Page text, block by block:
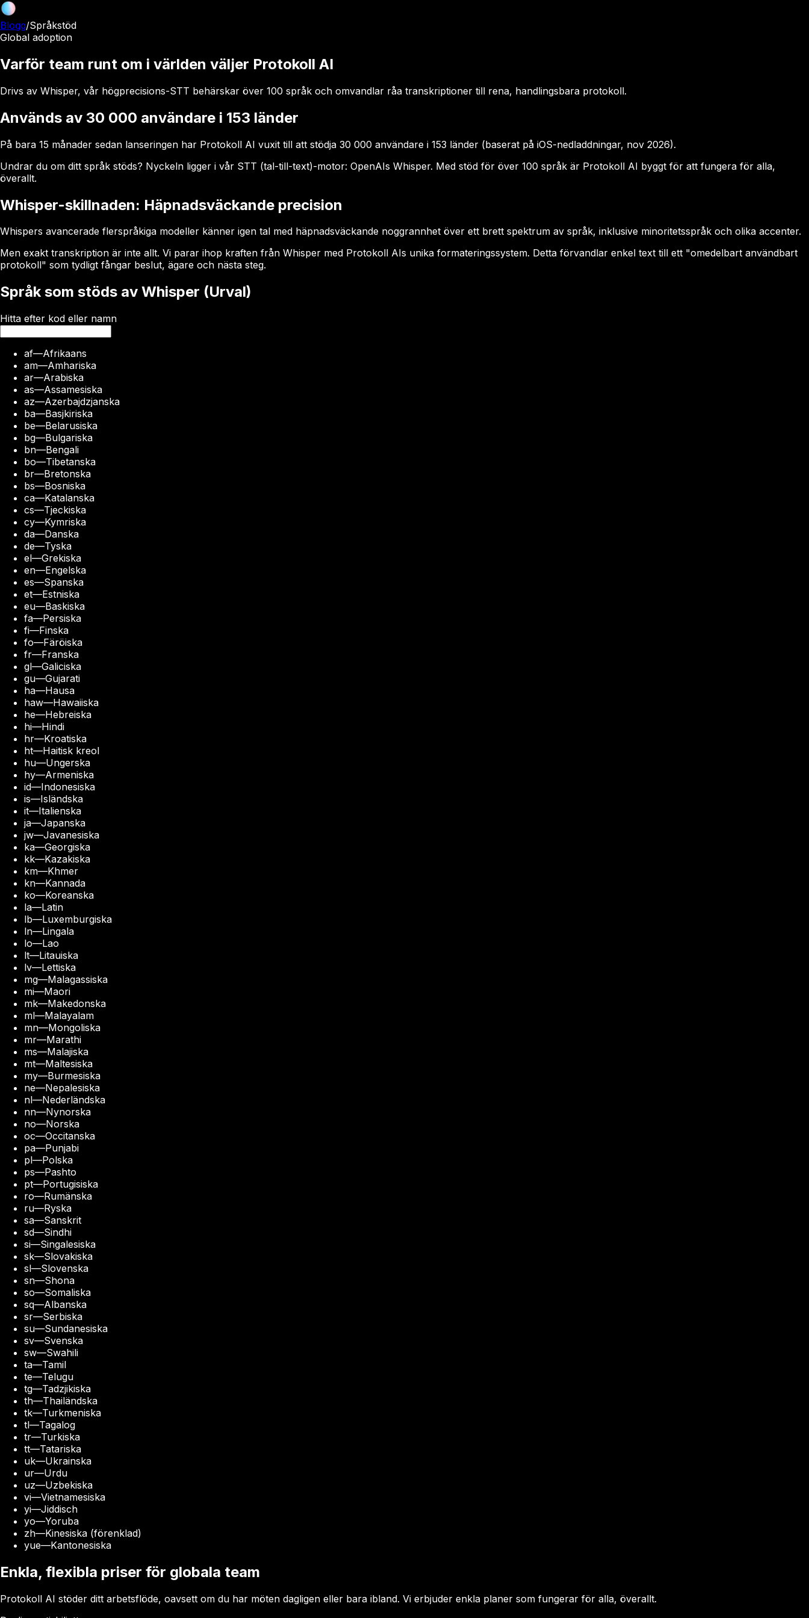
Blogg/Språkstöd
Global adoption
Varför team runt om i världen väljer Protokoll AI
Drivs av Whisper, vår högprecisions-STT behärskar över 100 språk och omvandlar råa transkriptioner till rena, handlingsbara protokoll.
Används av 30 000 användare i 153 länder
På bara 15 månader sedan lanseringen har Protokoll AI vuxit till att stödja 30 000 användare i 153 länder (baserat på iOS-nedladdningar, nov 2026).
Undrar du om ditt språk stöds? Nyckeln ligger i vår STT (tal-till-text)-motor: OpenAIs Whisper. Med stöd för över 100 språk är Protokoll AI byggt för att fungera för alla,
överallt.
Whisper-skillnaden: Häpnadsväckande precision
Whispers avancerade flerspråkiga modeller känner igen tal med häpnadsväckande noggrannhet över ett brett spektrum av språk, inklusive minoritetsspråk och olika accenter.
Men exakt transkription är inte allt. Vi parar ihop kraften från Whisper med Protokoll AIs unika formateringssystem. Detta förvandlar enkel text till ett "omedelbart användbart
protokoll" som tydligt fångar beslut, ägare och nästa steg.
Språk som stöds av Whisper (Urval)
Hitta efter kod eller namn
af—Afrikaans
am—Amhariska
ar—Arabiska
as—Assamesiska
az—Azerbajdzjanska
ba—Basjkiriska
be—Belarusiska
bg—Bulgariska
bn—Bengali
bo—Tibetanska
br—Bretonska
bs—Bosniska
ca—Katalanska
cs—Tjeckiska
cy—Kymriska
da—Danska
de—Tyska
el—Grekiska
en—Engelska
es—Spanska
et—Estniska
eu—Baskiska
fa—Persiska
fi—Finska
fo—Färöiska
fr—Franska
gl—Galiciska
gu—Gujarati
ha—Hausa
haw—Hawaiiska
he—Hebreiska
hi—Hindi
hr—Kroatiska
ht—Haitisk kreol
hu—Ungerska
hy—Armeniska
id—Indonesiska
is—Isländska
it—Italienska
ja—Japanska
jw—Javanesiska
ka—Georgiska
kk—Kazakiska
km—Khmer
kn—Kannada
ko—Koreanska
la—Latin
lb—Luxemburgiska
ln—Lingala
lo—Lao
lt—Litauiska
lv—Lettiska
mg—Malagassiska
mi—Maori
mk—Makedonska
ml—Malayalam
mn—Mongoliska
mr—Marathi
ms—Malajiska
mt—Maltesiska
my—Burmesiska
ne—Nepalesiska
nl—Nederländska
nn—Nynorska
no—Norska
oc—Occitanska
pa—Punjabi
pl—Polska
ps—Pashto
pt—Portugisiska
ro—Rumänska
ru—Ryska
sa—Sanskrit
sd—Sindhi
si—Singalesiska
sk—Slovakiska
sl—Slovenska
sn—Shona
so—Somaliska
sq—Albanska
sr—Serbiska
su—Sundanesiska
sv—Svenska
sw—Swahili
ta—Tamil
te—Telugu
tg—Tadzjikiska
th—Thailändska
tk—Turkmeniska
tl—Tagalog
tr—Turkiska
tt—Tatariska
uk—Ukrainska
ur—Urdu
uz—Uzbekiska
vi—Vietnamesiska
yi—Jiddisch
yo—Yoruba
zh—Kinesiska (förenklad)
yue—Kantonesiska
Enkla, flexibla priser för globala team
Protokoll AI stöder ditt arbetsflöde, oavsett om du har möten dagligen eller bara ibland. Vi erbjuder enkla planer som fungerar för alla, överallt.